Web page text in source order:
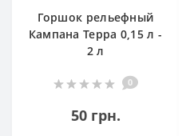
Горшок рельефный
Кампана Терра 0,15 л -
2 л
0
50 грн.